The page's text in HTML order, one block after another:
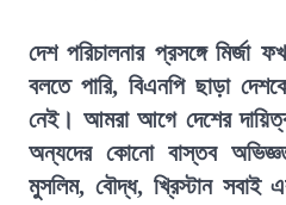
দেশ পরিচালনার প্রসঙ্গে
বলতে পারি, বিএনপি ছাড়া
নেই। আমরা আগে দেশের দায়িত্ব
অন্যদের কোনো বাস্তব
মুসলিম, বৌদ্ধ, খ্রিস্টান সবাই